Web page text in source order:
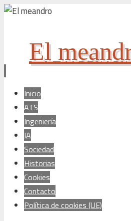
El
contenido
Inicio
ATS
Ingeniería
IA
Sociedad
Historias
Cookies
Contacto
Política de cookies (UE)